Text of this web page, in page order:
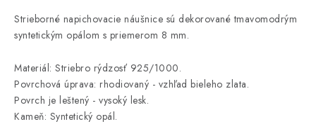
Strieborné napichovacie náušnice sú dekorované tmavomodrým
syntetickým opálom s priemerom 8 mm.
Materiál: Striebro rýdzosť 925/1000.
Povrchová úprava: rhodiovaný - vzhľad bieleho zlata.
Povrch je leštený - vysoký lesk.
Kameň: Syntetický opál.